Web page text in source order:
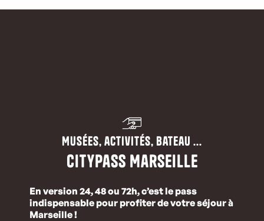
Musées, activités, bateau ...
CityPass Marseille
En version 24, 48 ou 72h, c’est le pass
indispensable pour profiter de votre séjour à
Marseille !